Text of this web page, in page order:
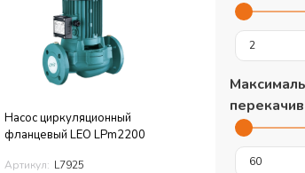
Насос циркуляционный
фланцевый LEO LPm2200
Артикул: L7925